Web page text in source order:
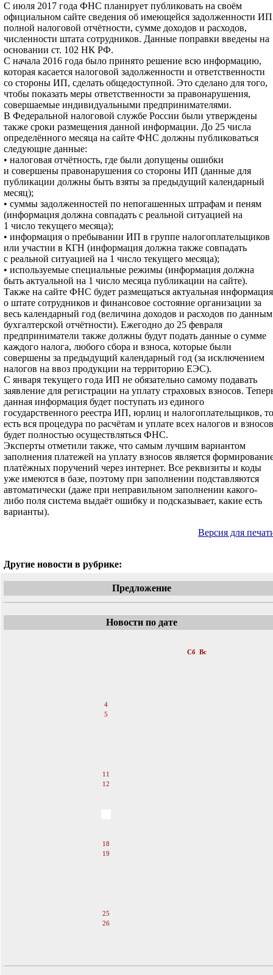
С июля 2017 года ФНС планирует публиковать на своём
официальном сайте сведения об имеющейся задолженности
полной налоговой отчётности, сумме доходов и расходов,
численности штата сотрудников. Данные поправки введены на
основании ст. 102 НК РФ.
С начала 2016 года было принято решение всю информацию,
которая касается налоговой задолженности и ответственности
со стороны ИП, сделать общедоступной. Это сделано для того,
чтобы показать меры ответственности за правонарушения,
совершаемые индивидуальными предпринимателями.
В Федеральной налоговой службе России были утверждены
также сроки размещения данной информации. До 25 числа
определённого месяца на сайте ФНС должны публиковаться
следующие данные:
• налоговая отчётность, где были допущены ошибки
и совершены правонарушения со стороны ИП (данные для
публикации должны быть взяты за предыдущий календарный
месяц);
• суммы задолженностей по непогашенных штрафам и пеням
(информация должна совпадать с реальной ситуацией на
1 число текущего месяца);
• информация о пребывании ИП в группе налогоплательщиков
или участии в КГН (информация должна также совпадать
с реальной ситуацией на 1 число текущего месяца);
• используемые специальные режимы (информация должна
быть актуальной на 1 число месяца публикации на сайте).
Также на сайте ФНС будет размещаться актуальная информация
о штате сотрудников и финансовое состояние организации за
весь календарный год (величина доходов и расходов по данным
бухгалтерской отчётности). Ежегодно до 25 февраля
предприниматели также должны будут подать данные о сумме
каждого налога, любого сбора и взноса, которые были
совершены за предыдущий календарный год (за исключением
налогов на ввоз продукции на территорию ЕЭС).
С января текущего года ИП не обязательно самому подавать
заявление для регистрации на уплату страховых взносов.
данная информация будет поступать из единого
государственного реестра ИП, юрлиц и налогоплательщиков, то
есть вся процедура по расчётам и уплате всех налогов и взносов
будет полностью осуществляться ФНС.
Эксперты отметили также, что самым лучшим вариантом
заполнения платежей на уплату взносов является
платёжных поручений через интернет. Все реквизиты и коды
уже имеются в базе, поэтому при заполнении подставляются
автоматически (даже при неправильном заполнении какого-
либо поля система выдаёт ошибку и подсказывает, какие есть
варианты).
Версия для
Другие новости в рубрике:
Предложение
Новости по дате
Сб Вс
4
5
11
12
18
19
25
26